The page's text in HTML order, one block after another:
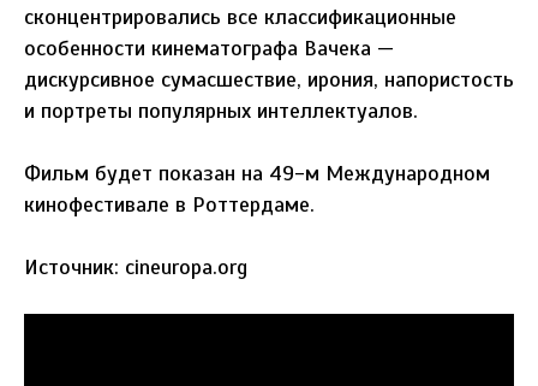
сконцентрировались все классификационные
особенности кинематографа Вачека —
дискурсивное сумасшествие, ирония, напористость
и портреты популярных интеллектуалов.
Фильм будет показан на 49-м Международном
кинофестивале в Роттердаме.
Источник: cineuropa.org